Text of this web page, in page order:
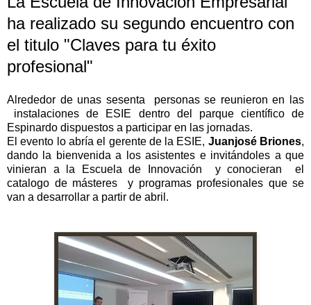
ha realizado su segundo encuentro con
el titulo "Claves para tu éxito
profesional"
Alrededor de unas sesenta personas se reunieron en las
instalaciones de ESIE dentro del parque científico de
Espinardo dispuestos a participar en las jornadas.
El evento lo abría el gerente de la ESIE, Juanjosé Briones,
dando la bienvenida a los asistentes e invitándoles a que
vinieran a la Escuela de Innovación y conocieran el
catalogo de másteres y programas profesionales que se
van a desarrollar a partir de abril.